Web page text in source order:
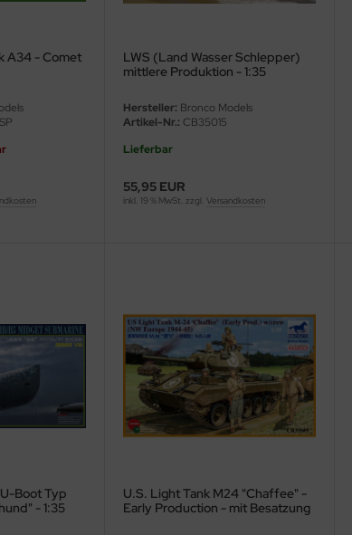
A34 - Comet
LWS (Land Wasser Schlepper)
mittlere Produktion - 1:35
Hersteller: Bronco Models
Artikel-Nr.: CB35015
Lieferbar
55,95 EUR
inkl. 19 % MwSt. zzgl.Versandkosten
Boot Typ
- 1:35
U.S. Light Tank M24 "Chaffee" -
Early Production - mit Besatzung